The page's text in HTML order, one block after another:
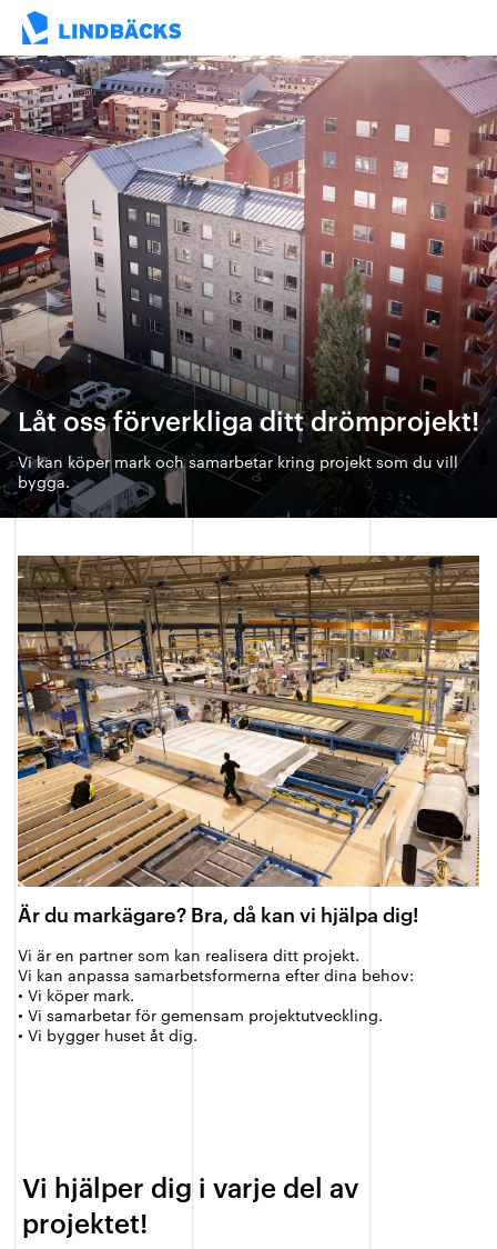
Låt oss förverkliga ditt drömprojekt!
Vi kan köper mark och samarbetar kring projekt som du vill
bygga.
Är du markägare? Bra, då kan vi hjälpa dig!
Vi är en partner som kan realisera ditt projekt.
Vi kan anpassa samarbetsformerna efter dina behov:
• Vi köper mark.
• Vi samarbetar för gemensam projektutveckling.
• Vi bygger huset åt dig.
Vi hjälper dig i varje del av
projektet!